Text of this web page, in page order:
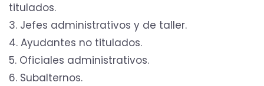
titulados.
3. Jefes administrativos y de taller.
4. Ayudantes no titulados.
5. Oficiales administrativos.
6. Subalternos.